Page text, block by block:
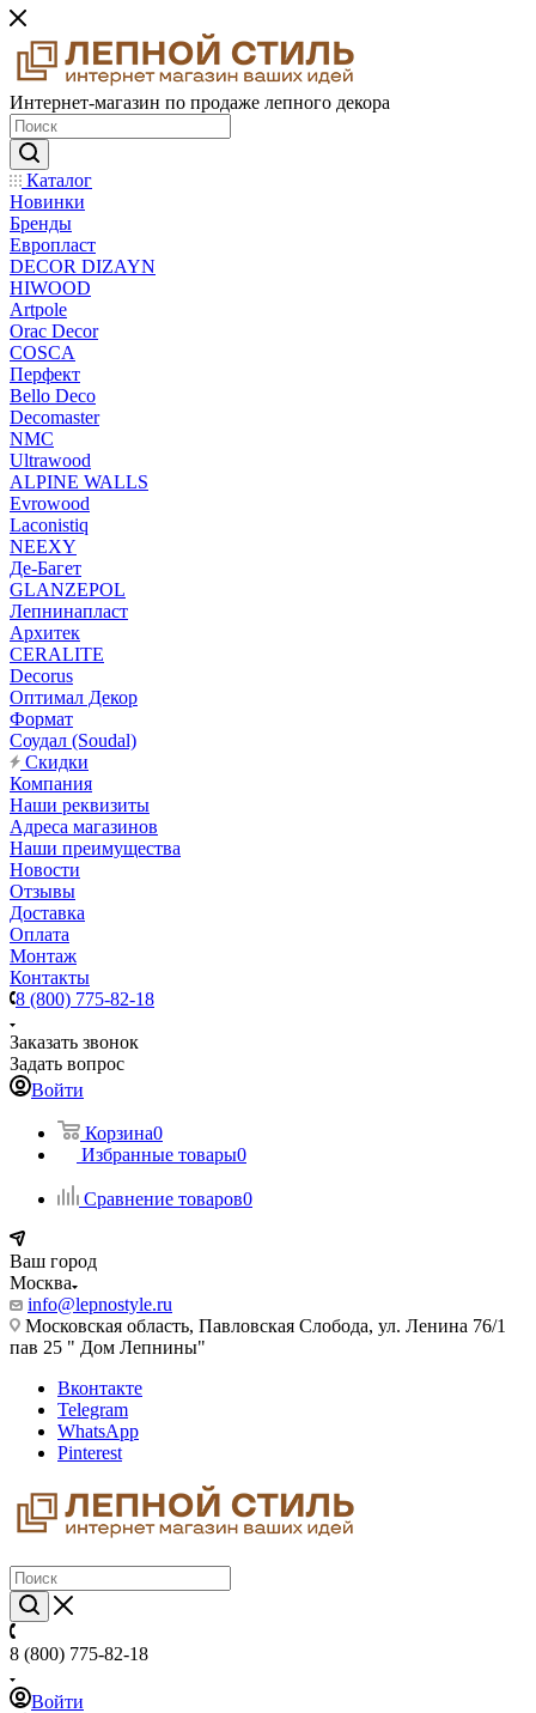
Интернет-магазин по продаже лепного декора
Каталог
Новинки
Бренды
Европласт
DECOR DIZAYN
HIWOOD
Artpole
Orac Decor
COSCA
Перфект
Bello Deco
Decomaster
NMС
Ultrawood
ALPINE WALLS
Evrowood
Laconistiq
NEEXY
Де-Багет
GLANZEPOL
Лепнинапласт
Архитек
CERALITE
Decorus
Оптимал Декор
Формат
Соудал (Soudal)
Скидки
Компания
Наши реквизиты
Адреса магазинов
Наши преимущества
Новости
Отзывы
Доставка
Оплата
Монтаж
Контакты
8 (800) 775-82-18
Заказать звонок
Задать вопрос
Войти
Корзина0
Избранные товары0
Сравнение товаров0
Ваш город
Москва
info@lepnostyle.ru
Московская область, Павловская Слобода, ул. Ленина 76/1
пав 25 " Дом Лепнины"
Вконтакте
Telegram
WhatsApp
Pinterest
8 (800) 775-82-18
Войти